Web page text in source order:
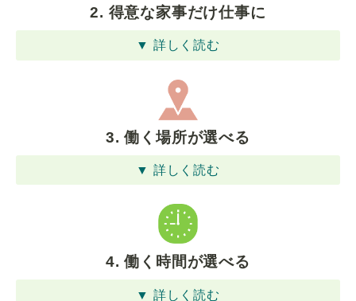
2. 得意な家事だけ仕事に
▼ 詳しく読む
3. 働く場所が選べる
▼ 詳しく読む
4. 働く時間が選べる
▼ 詳しく読む